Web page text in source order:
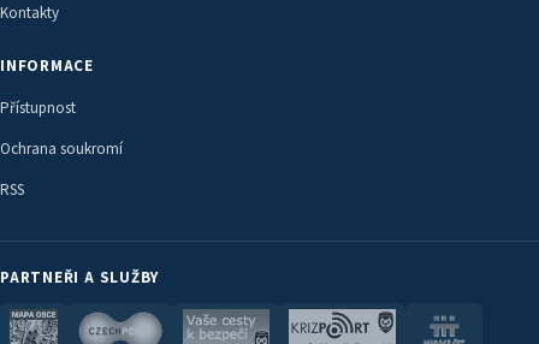
Kontakty
INFORMACE
Přístupnost
Ochrana soukromí
RSS
PARTNEŘI A SLUŽBY